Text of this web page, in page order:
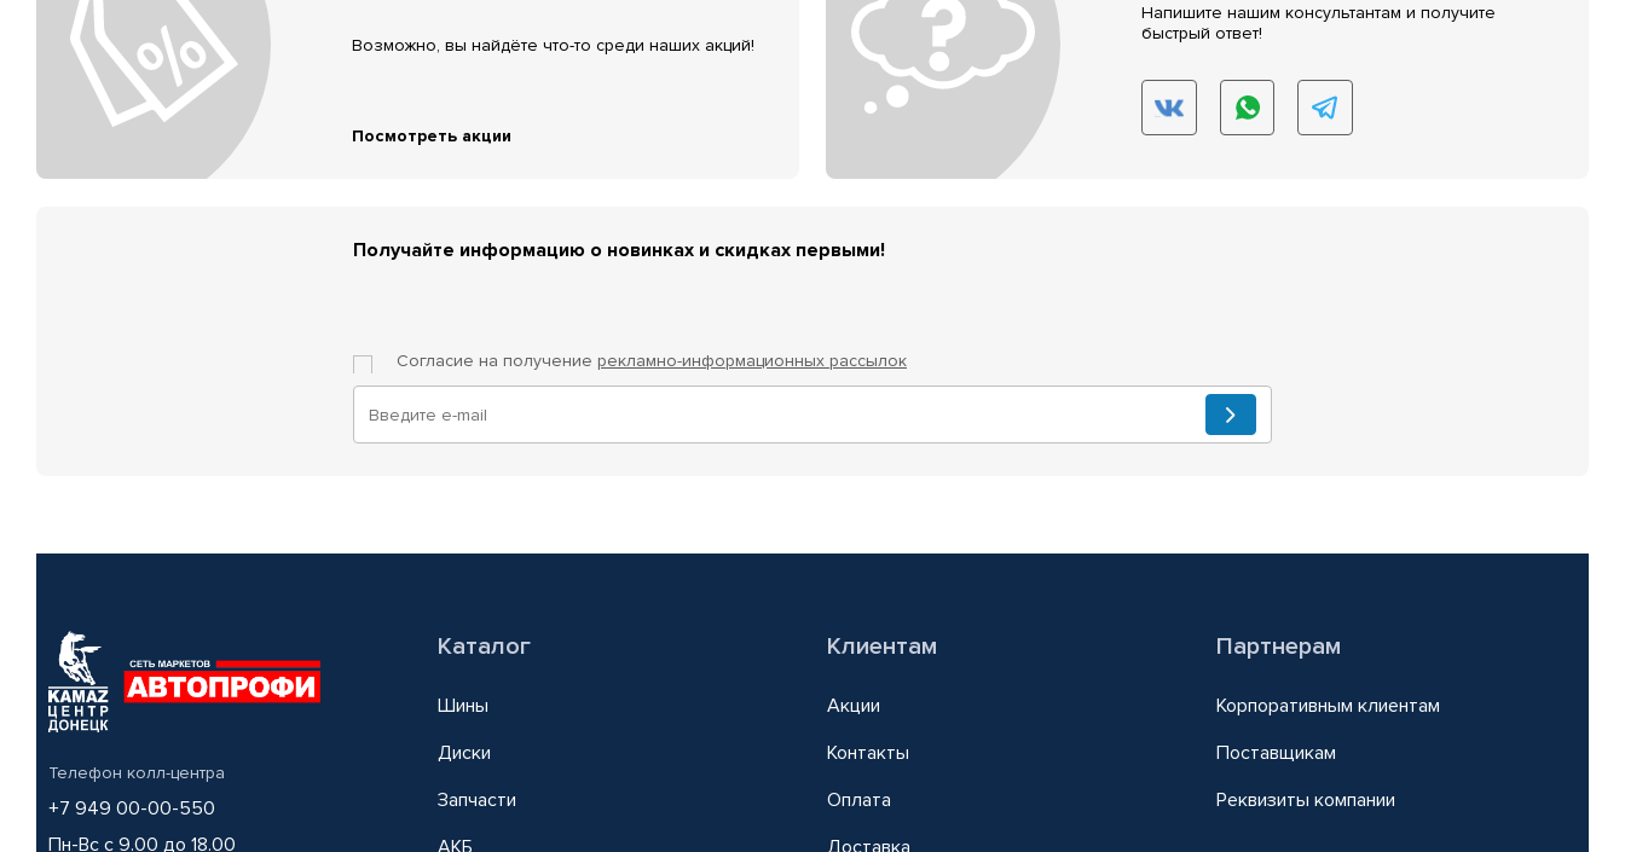
Возможно, вы найдёте что-то среди наших акций!
Посмотреть акции
Напишите нашим консультантам и получите
быстрый ответ!
Получайте информацию о новинках и скидках первыми!
Согласие на получение рекламно-информационных рассылок
Телефон колл-центра
+7 949 00-00-550
Пн-Вс с 9.00 до 18.00
Каталог
Шины
Диски
Запчасти
АКБ
Клиентам
Акции
Контакты
Оплата
Доставка
Партнерам
Корпоративным клиентам
Поставщикам
Реквизиты компании